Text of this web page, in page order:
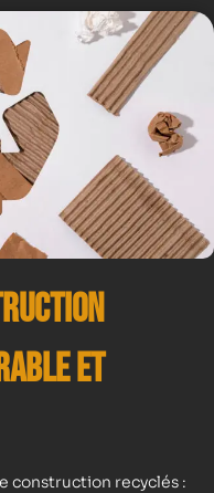
et
construction recyclés :